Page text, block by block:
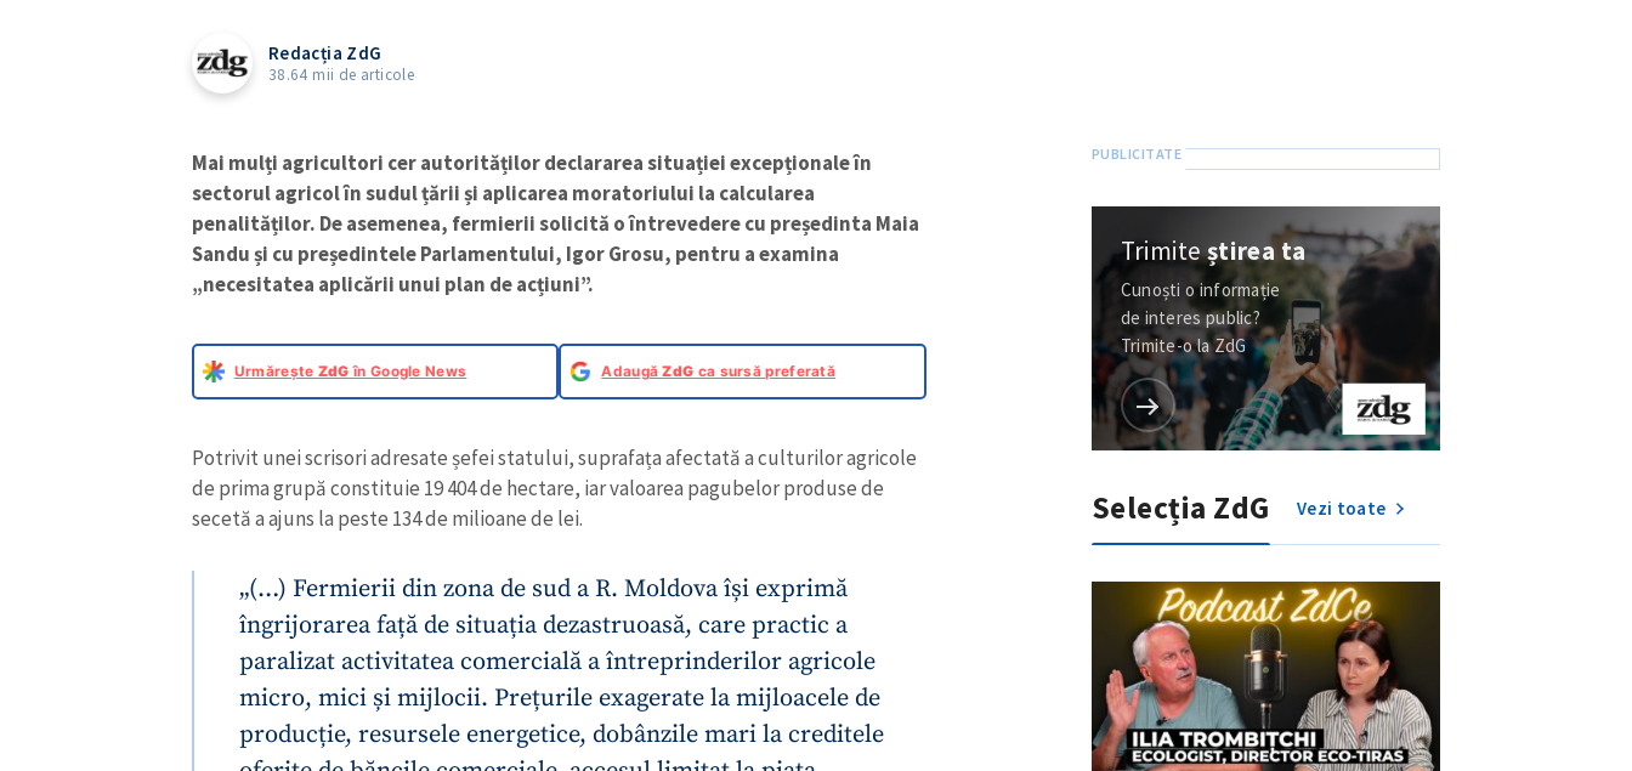
Redacția ZdG
38.64 mii de articole
Mai mulți agricultori cer autorităților declararea situației excepționale în
sectorul agricol în sudul țării și aplicarea moratoriului la calcularea
penalităților. De asemenea, fermierii solicită o întrevedere cu președinta Maia
Sandu și cu președintele Parlamentului, Igor Grosu, pentru a examina
„necesitatea aplicării unui plan de acțiuni”.
Urmărește ZdG în Google News AdaugăZdG ca sursă preferată
Potrivit unei scrisori adresate șefei statului, suprafața afectată a culturilor agricole
de prima grupă constituie 19 404 de hectare, iar valoarea pagubelor produse de
secetă a ajuns la peste 134 de milioane de lei.
„(…) Fermierii din zona de sud a R. Moldova își exprimă
îngrijorarea față de situația dezastruoasă, care practic a
paralizat activitatea comercială a întreprinderilor agricole
micro, mici și mijlocii. Prețurile exagerate la mijloacele de
producție, resursele energetice, dobânzile mari la creditele
Trimiteștirea ta
Cunoști o informație
de interes public?
Trimite-o la ZdG
Selecția ZdG Vezi toate